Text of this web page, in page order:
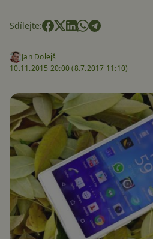
Sdílejte:
Jan Dolejš
10.11.2015 20:00 (8.7.2017 11:10)